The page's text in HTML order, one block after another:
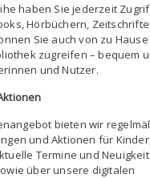
haben Sie jederzeit
Hörbüchern,
Sie auch von zu
zugreifen – bequem
und Nutzer.
bieten wir
und Aktionen für
Termine und
über unsere digitalen